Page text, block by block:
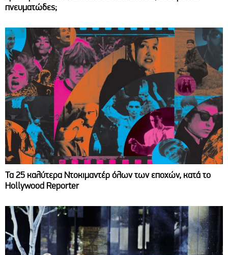
πνευματώδες;
Τα 25 καλύτερα Ντοκιμαντέρ όλων των εποχών, κατά το
Hollywood Reporter